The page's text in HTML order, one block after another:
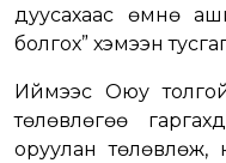
дуусахаас өмнө
болгох” хэмээн
Иймээс Оюу
төлөвлөгөө
оруулан төлөвлөж,